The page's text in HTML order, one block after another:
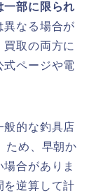
一部に限られ
異なる場合が
買取の両方に
式ページや電
般的な釣具店
ため、早朝か
合がありま
を逆算して計